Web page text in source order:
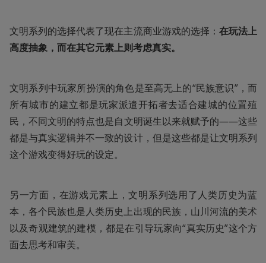
文明系列的选择代表了现在主流商业游戏的选择： 在玩法上
高度抽象，而在其它元素上则考虑真实。
文明系列中玩家所扮演的角色是至高无上的“民族意识”，而
所有城市的建立都是玩家派遣开拓者去适合建城的位置殖
民，不同文明的特点也是自文明诞生以来就赋予的——这些
都是与真实逻辑并不一致的设计，但是这些都是让文明系列
这个游戏变得好玩的设定。
另一方面，在游戏元素上，文明系列选用了人类历史为蓝
本，各个民族也是人类历史上出现的民族，山川河流的美术
以及奇观建筑的建模，都是在引导玩家向“真实历史”这个方
面去思考和审美。